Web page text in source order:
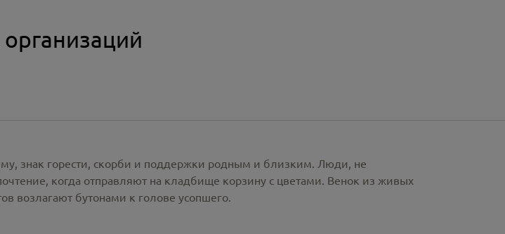
знак горести, скорби и поддержки родным и близким. Люди, не
когда отправляют на кладбище корзину с цветами. Венок из живых
возлагают бутонами к голове усопшего.